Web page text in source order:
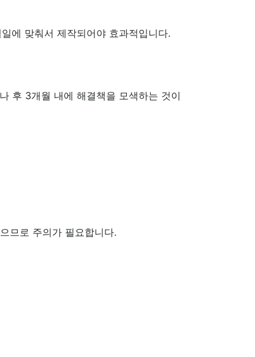
에 맞춰서 제작되어야 효과적입니다.
후 3개월 내에 해결책을 모색하는 것이
므로 주의가 필요합니다.